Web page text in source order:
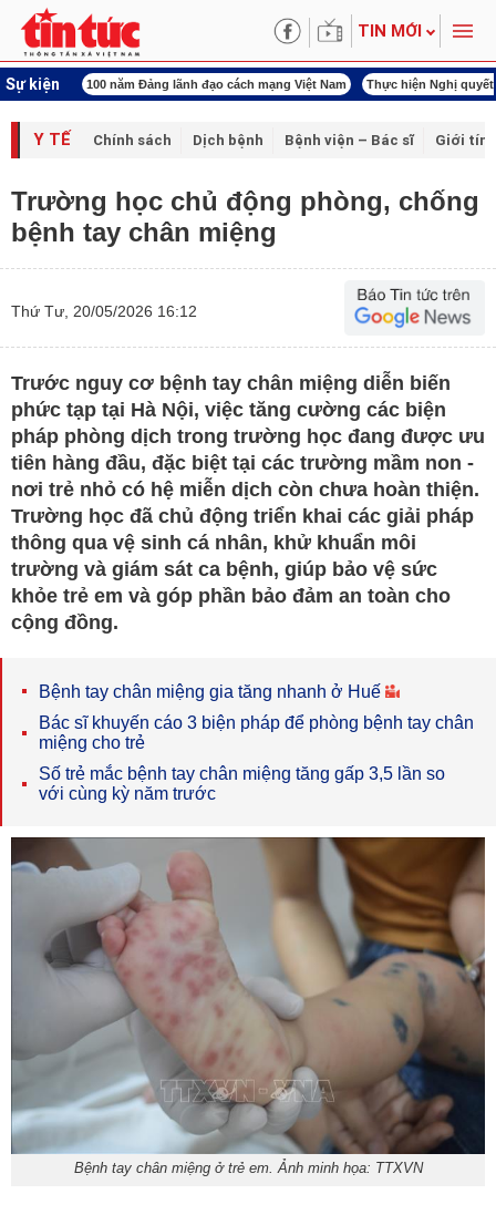
TIN MỚI
Sự kiện 100 năm Đảng lãnh đạo cách mạng Việt Nam Thực hiện Nghị
Y TẾ Chính sách Dịch bệnh Bệnh viện – Bác sĩ Giới tính
Trường học chủ động phòng, chống
bệnh tay chân miệng
Thứ Tư, 20/05/2026 16:12
Trước nguy cơ bệnh tay chân miệng diễn biến
phức tạp tại Hà Nội, việc tăng cường các biện
pháp phòng dịch trong trường học đang được ưu
tiên hàng đầu, đặc biệt tại các trường mầm non -
nơi trẻ nhỏ có hệ miễn dịch còn chưa hoàn thiện.
Trường học đã chủ động triển khai các giải pháp
thông qua vệ sinh cá nhân, khử khuẩn môi
trường và giám sát ca bệnh, giúp bảo vệ sức
khỏe trẻ em và góp phần bảo đảm an toàn cho
cộng đồng.
Bệnh tay chân miệng gia tăng nhanh ở Huế
Bác sĩ khuyến cáo 3 biện pháp để phòng bệnh tay chân
miệng cho trẻ
Số trẻ mắc bệnh tay chân miệng tăng gấp 3,5 lần so
với cùng kỳ năm trước
Bệnh tay chân miệng ở trẻ em. Ảnh minh họa: TTXVN